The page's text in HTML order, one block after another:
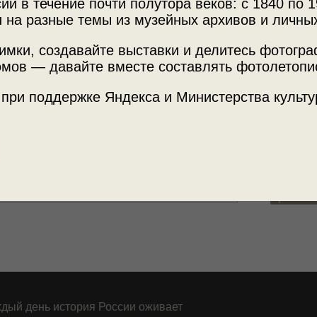
в течение почти полутора веков: с 1840 по
на разные темы из музейных архивов и
создавайте выставки и делитесь
— давайте вместе составлять
поддержке Яндекса и Министерства
Место
«Архив доктора Живаго. Через всю
день история России оживает